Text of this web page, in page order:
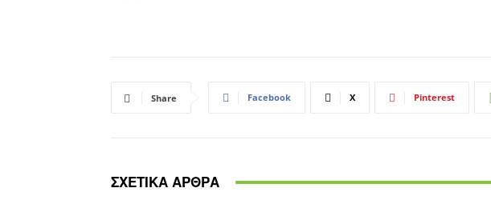
Share Facebook X Pinterest
ΣΧΕΤΙΚΑ ΑΡΘΡΑ